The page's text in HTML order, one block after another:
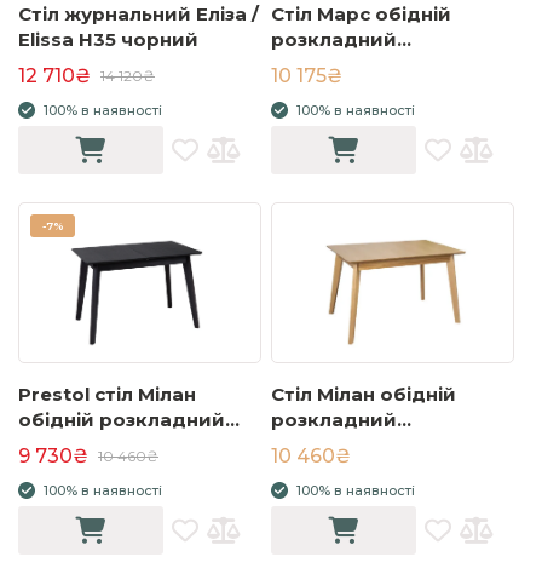
Стіл журнальний Еліза /
Elissa H35 чорний
12 710₴ 14 120₴
100% в наявності
Стіл Марс обідній
розкладний
900/1200x900x750
кремовий
10 175₴
100% в наявності
-7%
Prestol стіл Мілан
обідній розкладний
керамічний
1100/1400x700x750
чорний
9 730₴ 10 460₴
100% в наявності
Стіл Мілан обідній
розкладний
1100/1400x700x750 дуб
10 460₴
100% в наявності